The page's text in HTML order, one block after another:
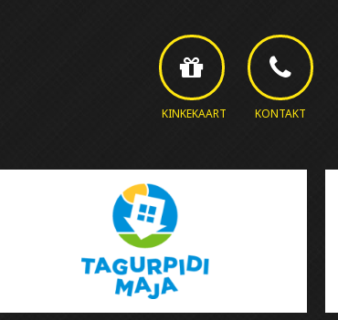
KINKEKAART KONTAKT